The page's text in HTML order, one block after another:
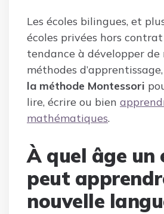
Les écoles bilingues, et
écoles privées hors
tendance à développer de
méthodes
la méthode Montessori
lire, écrire ou bien
mathématiques.
À quel âge un
peut
nouvelle